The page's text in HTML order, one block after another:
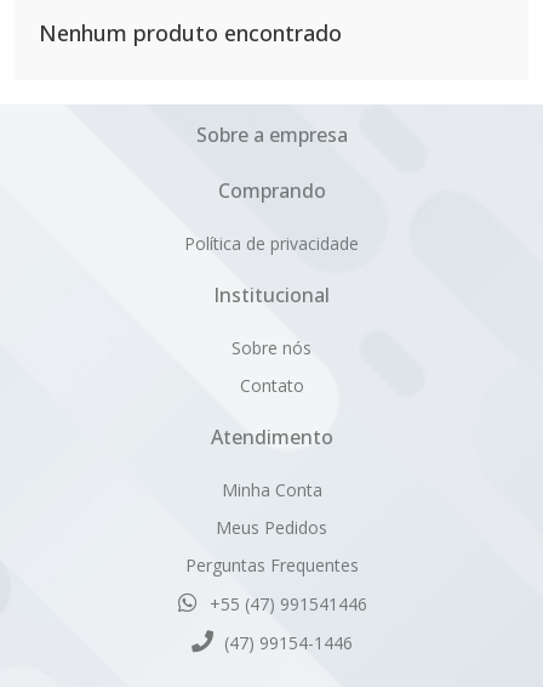
Nenhum produto encontrado
Sobre a empresa
Comprando
Política de privacidade
Institucional
Sobre nós
Contato
Atendimento
Minha Conta
Meus Pedidos
Perguntas Frequentes
+55 (47) 991541446
(47) 99154-1446